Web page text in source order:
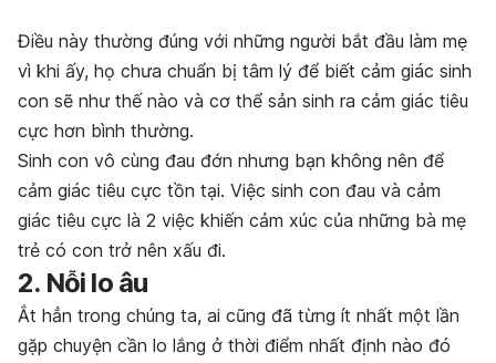
Điều này thường đúng với những người bắt đầu làm mẹ
vì khi ấy, họ chưa chuẩn bị tâm lý để biết cảm giác sinh
con sẽ như thế nào và cơ thể sản sinh ra cảm giác tiêu
cực hơn bình thường.
Sinh con vô cùng đau đớn nhưng bạn không nên để
cảm giác tiêu cực tồn tại. Việc sinh con đau và cảm
giác tiêu cực là 2 việc khiến cảm xúc của những bà mẹ
trẻ có con trở nên xấu đi.
2. Nỗi lo âu
Ắt hẳn trong chúng ta, ai cũng đã từng ít nhất một lần
gặp chuyện cần lo lắng ở thời điểm nhất định nào đó